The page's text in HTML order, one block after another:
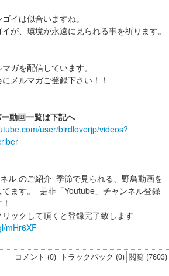
イは似合いますね。
が、環境が永遠に見られる事を祈ります。
ガを配信しています。
メルマガご登録下さい！！
動画一覧は下記へ
user/birdloverjp/videos?
ル のご紹介 季節で見られる、野鳥動画を
ます。 是非「Youtube」チャンネル登録
ックして頂くと登録完了致します
mHr6XF
コメント (0) トラックバック (0) 閲覧 (7603)